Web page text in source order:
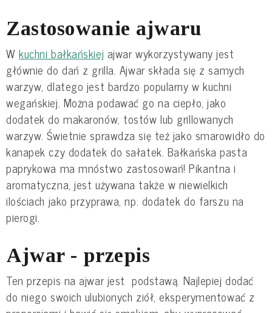
Zastosowanie ajwaru
Wkuchni bałkańskiej ajwar wykorzystywany jest
głównie do dań z grilla. Ajwar składa się z samych
warzyw, dlatego jest bardzo popularny w kuchni
wegańskiej. Można podawać go na ciepło, jako
dodatek do makaronów, tostów lub grillowanych
warzyw. Świetnie sprawdza się też jako smarowidło do
kanapek czy dodatek do sałatek. Bałkańska pasta
paprykowa ma mnóstwo zastosowań! Pikantna i
aromatyczna, jest używana także w niewielkich
ilościach jako przyprawa, np. dodatek do farszu na
pierogi.
Ajwar - przepis
Ten przepis na ajwar jest podstawą. Najlepiej dodać
do niego swoich ulubionych ziół, eksperymentować z